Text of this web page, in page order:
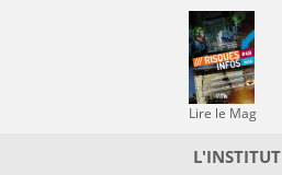
Lire le Mag
L'INSTITUT